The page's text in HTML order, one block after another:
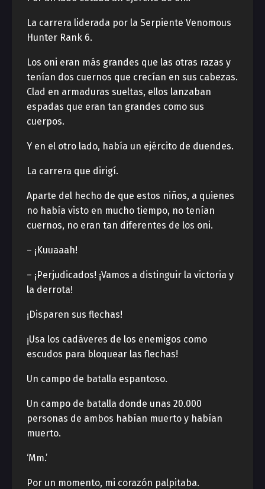
La carrera liderada por la Serpiente Venomous
Hunter Rank 6.
Los oni eran más grandes que las otras razas y
tenían dos cuernos que crecían en sus cabezas.
Clad en armaduras sueltas, ellos lanzaban
espadas que eran tan grandes como sus
cuerpos.
Y en el otro lado, había un ejército de duendes.
La carrera que dirigí.
Aparte del hecho de que estos niños, a quienes
no había visto en mucho tiempo, no tenían
cuernos, no eran tan diferentes de los oni.
– ¡Kuuaaah!
– ¡Perjudicados! ¡Vamos a distinguir la victoria y
la derrota!
¡Disparen sus flechas!
¡Usa los cadáveres de los enemigos como
escudos para bloquear las flechas!
Un campo de batalla espantoso.
Un campo de batalla donde unas 20.000
personas de ambos habían muerto y habían
muerto.
‘Mm.’
Por un momento, mi corazón palpitaba.